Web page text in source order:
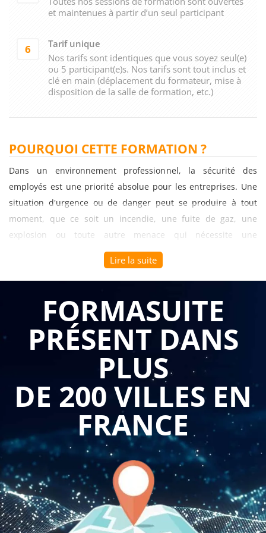
et maintenues à partir d’un seul participant
6
Tarif unique
Nos tarifs sont identiques que vous soyez seul(e)
ou 5 participant(e)s. Nos tarifs sont tout inclus et
clé en main (déplacement du formateur, mise à
disposition de la salle de formation, etc.)
POURQUOI CETTE FORMATION ?
Dans un environnement professionnel, la sécurité des
employés est une priorité absolue pour les entreprises. Une
situation d'urgence ou de danger peut se produire à tout
moment, que ce soit un incendie, une fuite de gaz, une
explosion ou toute autre menace qui nécessite une
évacuation rapide et sécurisée. C'est pourquoi la formation
sur l'évacuation sécurité revêt une importance cruciale pour
les entreprises, en leur permettant de former leurs employés
aux procédures et aux gestes à adopter en cas d'urgence.
L'un des principaux avantages de cette formation est de
sensibiliser les employés aux risques potentiels et de les
préparer à réagir de manière adéquate en cas d'évacuation
nécessaire. Les participants apprennent les procédures
d'évacuation spécifiques à leur lieu de travail, y compris les
itinéraires d'évacuation, les points de rassemblement et les
moyens de communication en cas d'urgence. Ils sont formés
aux gestes et aux comportements à adopter pour garantir
une évacuation sûre et ordonnée, en évitant les situations de
panique qui pourraient aggraver la situation.
Une autre dimension importante de la formation sur
l'évacuation sécurité est de former les employés aux gestes
Lire la suite
FORMASUITE
PRÉSENT DANS
PLUS
DE 200 VILLES EN
FRANCE